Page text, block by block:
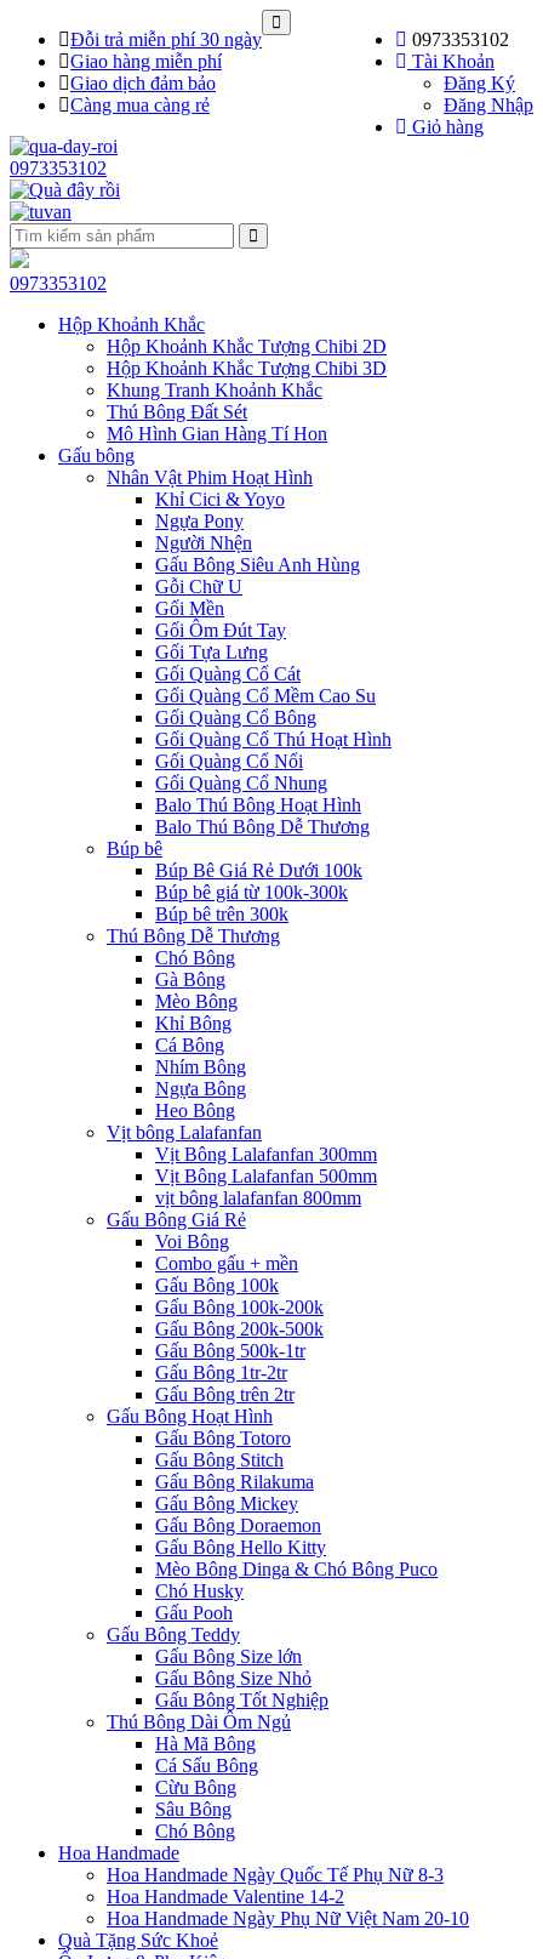
Đỗi trả miễn phí 30 ngày
Giao hàng miễn phí
Giao dịch đảm bảo
Càng mua càng rẻ
0973353102
Tài Khoản
Đăng Ký
Đăng Nhập
Giỏ hàng
0973353102
0973353102
Hộp Khoảnh Khắc
Hộp Khoảnh Khắc Tượng Chibi 2D
Hộp Khoảnh Khắc Tượng Chibi 3D
Khung Tranh Khoảnh Khắc
Thú Bông Đất Sét
Mô Hình Gian Hàng Tí Hon
Gấu bông
Nhân Vật Phim Hoạt Hình
Khỉ Cici & Yoyo
Ngựa Pony
Người Nhện
Gấu Bông Siêu Anh Hùng
Gỗi Chữ U
Gối Mền
Gối Ôm Đút Tay
Gối Tựa Lưng
Gối Quàng Cổ Cát
Gối Quàng Cổ Mềm Cao Su
Gối Quàng Cổ Bông
Gối Quàng Cổ Thú Hoạt Hình
Gối Quàng Cổ Nổi
Gối Quàng Cổ Nhung
Balo Thú Bông Hoạt Hình
Balo Thú Bông Dễ Thương
Búp bê
Búp Bê Giá Rẻ Dưới 100k
Búp bê giá từ 100k-300k
Búp bê trên 300k
Thú Bông Dễ Thương
Chó Bông
Gà Bông
Mèo Bông
Khỉ Bông
Cá Bông
Nhím Bông
Ngựa Bông
Heo Bông
Vịt bông Lalafanfan
Vịt Bông Lalafanfan 300mm
Vịt Bông Lalafanfan 500mm
vịt bông lalafanfan 800mm
Gấu Bông Giá Rẻ
Voi Bông
Combo gấu + mền
Gấu Bông 100k
Gấu Bông 100k-200k
Gấu Bông 200k-500k
Gấu Bông 500k-1tr
Gấu Bông 1tr-2tr
Gấu Bông trên 2tr
Gấu Bông Hoạt Hình
Gấu Bông Totoro
Gấu Bông Stitch
Gấu Bông Rilakuma
Gấu Bông Mickey
Gấu Bông Doraemon
Gấu Bông Hello Kitty
Mèo Bông Dinga & Chó Bông Puco
Chó Husky
Gấu Pooh
Gấu Bông Teddy
Gấu Bông Size lớn
Gấu Bông Size Nhỏ
Gấu Bông Tốt Nghiệp
Thú Bông Dài Ôm Ngủ
Hà Mã Bông
Cá Sấu Bông
Cừu Bông
Sâu Bông
Chó Bông
Hoa Handmade
Hoa Handmade Ngày Quốc Tế Phụ Nữ 8-3
Hoa Handmade Valentine 14-2
Hoa Handmade Ngày Phụ Nữ Việt Nam 20-10
Quà Tặng Sức Khoẻ